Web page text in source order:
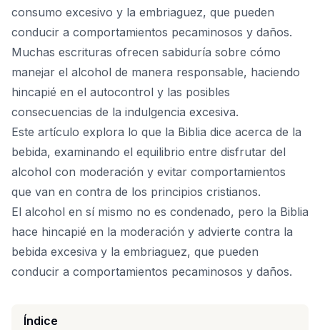
consumo excesivo y la embriaguez, que pueden
conducir a comportamientos pecaminosos y daños.
Muchas escrituras ofrecen sabiduría sobre cómo
manejar el alcohol de manera responsable, haciendo
hincapié en el autocontrol y las posibles
consecuencias de la indulgencia excesiva.
Este artículo explora lo que la Biblia dice acerca de la
bebida, examinando el equilibrio entre disfrutar del
alcohol con moderación y evitar comportamientos
que van en contra de los principios cristianos.
El alcohol en sí mismo no es condenado, pero la Biblia
hace hincapié en la moderación y advierte contra la
bebida excesiva y la embriaguez, que pueden
conducir a comportamientos pecaminosos y daños.
Índice